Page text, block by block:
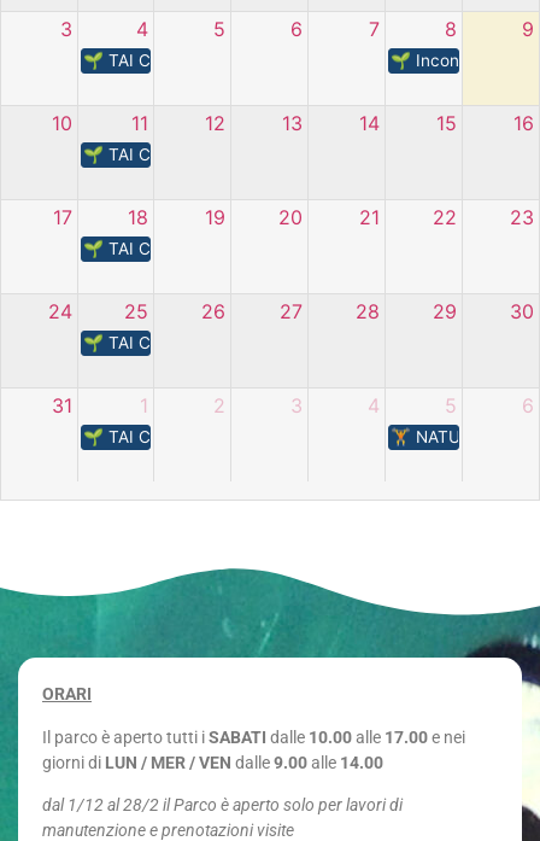
3 4
🌱 TAI CHI – L’energia della natura
5 6 7 8
🌱​ Incontri
9
10 11
🌱 TAI CHI – L’energia della natura
12 13 14 15 16
17 18
🌱 TAI CHI – L’energia della natura
19 20 21 22 23
24 25
🌱 TAI CHI – L’energia della natura
26 27 28 29 30
31 1
🌱 TAI CHI – L’energia della natura
2 3 4 5
🏋️​ NATURA IN
6
ORARI
Il parco è aperto tutti iSABATI dalle 10.00alle 17.00e nei
giorni di LUN / MER / VEN dalle9.00alle 14.00
dal 1/12 al 28/2 il Parco è aperto solo per lavori di
manutenzione e prenotazioni visite